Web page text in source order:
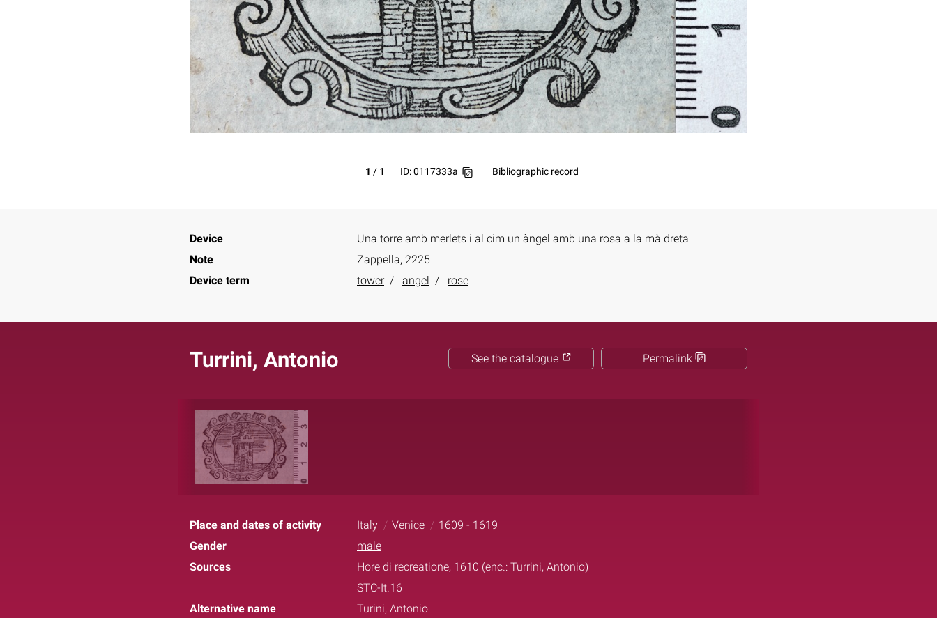
1 / 1 ID: 0117333a Bibliographic record
Device
Una torre amb merlets i al cim un àngel amb una rosa a la mà dreta
Note
Zappella, 2225
Device term
tower angel rose
Turrini, Antonio Permalink
See the catalogue
Place and dates of activity Italy Venice
1609 - 1619
Gender
male
Sources
Hore di recreatione, 1610 (enc.: Turrini, Antonio)
STC-It.16
Alternative name
Turini, Antonio